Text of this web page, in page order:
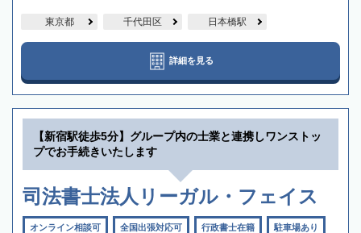
東京都 千代田区 日本橋駅
詳細を見る
【新宿駅徒歩5分】グループ内の士業と連携しワンストッ
プでお手続きいたします
司法書士法人リーガル・フェイス
オンライン相談可 全国出張対応可 行政書士在籍 駐車場あり